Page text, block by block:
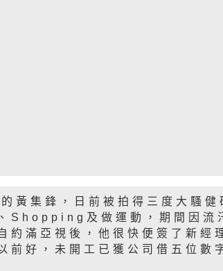
黃集鋒，日前被拍得三度大騷健
Shopping及做運動，期間因流
約滿亞視後，他很快便簽了新經
前好，未開工已獲公司借五位數